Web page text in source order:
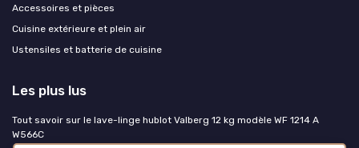
Accessoires et pièces
Cuisine extérieure et plein air
Ustensiles et batterie de cuisine
Les plus lus
Tout savoir sur le lave-linge hublot Valberg 12 kg modèle WF 1214 A
W566C